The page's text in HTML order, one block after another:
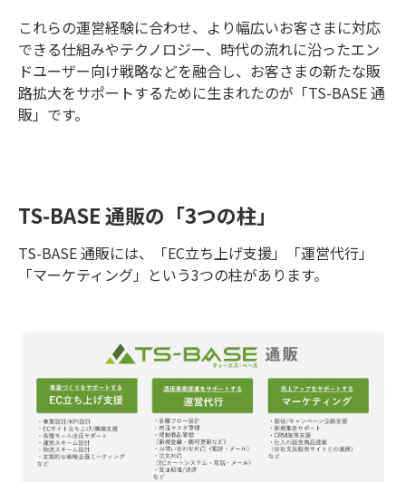
これらの運営経験に合わせ、より幅広いお客さまに対応
できる仕組みやテクノロジー、時代の流れに沿ったエン
ドユーザー向け戦略などを融合し、お客さまの新たな販
路拡大をサポートするために生まれたのが「TS-BASE 通
販」です。
TS-BASE 通販の「3つの柱」
TS-BASE 通販には、「EC立ち上げ支援」「運営代行」
「マーケティング」という3つの柱があります。